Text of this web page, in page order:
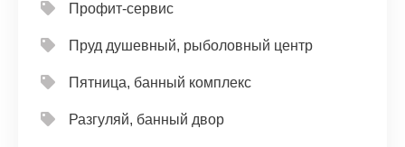
Профит-сервис
Пруд душевный, рыболовный центр
Пятница, банный комплекс
Разгуляй, банный двор